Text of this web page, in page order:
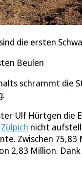
die ersten
Beulen
schrammt die
Ulf Hürtgen die
Zülpich nicht
Zwischen
2,83 Million.